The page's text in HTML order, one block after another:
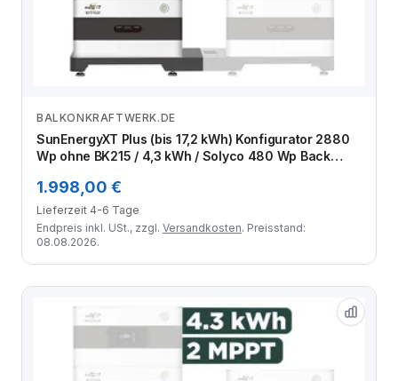
Zum Angebot
BALKONKRAFTWERK.DE
SunEnergyXT Plus (bis 17,2 kWh) Konfigurator 2880
Wp ohne BK215 / 4,3 kWh / Solyco 480 Wp Back
1.998,00 €
Lieferzeit 4-6 Tage
Endpreis inkl. USt., zzgl. Versandkosten. Preisstand:
08.08.2026.